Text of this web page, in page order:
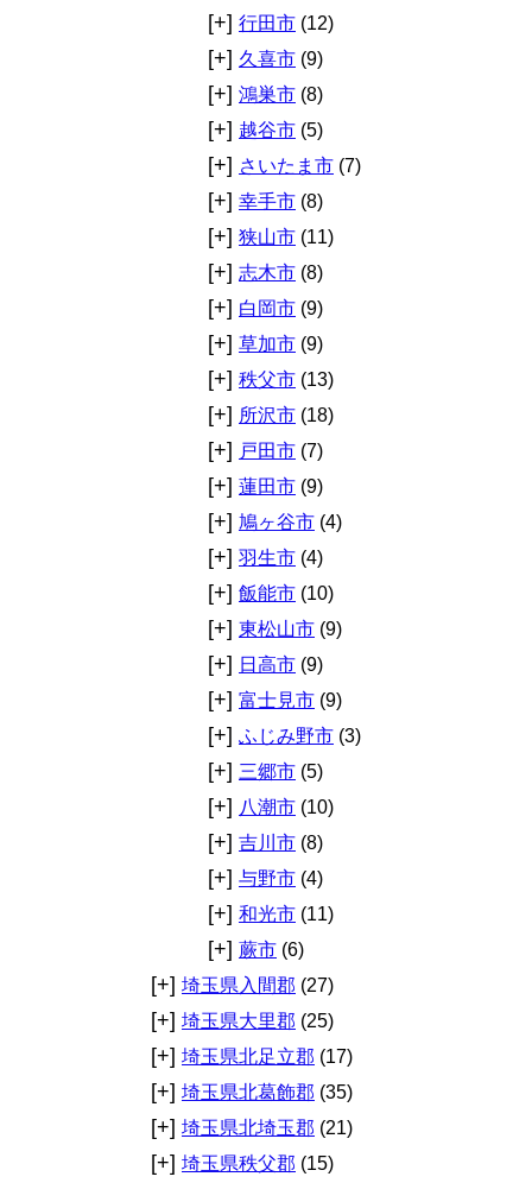
[+] 行田市 (12)
[+] 久喜市 (9)
[+] 鴻巣市 (8)
[+] 越谷市 (5)
[+] さいたま市 (7)
[+] 幸手市 (8)
[+] 狭山市 (11)
[+] 志木市 (8)
[+] 白岡市 (9)
[+] 草加市 (9)
[+] 秩父市 (13)
[+] 所沢市 (18)
[+] 戸田市 (7)
[+] 蓮田市 (9)
[+] 鳩ヶ谷市 (4)
[+] 羽生市 (4)
[+] 飯能市 (10)
[+] 東松山市 (9)
[+] 日高市 (9)
[+] 富士見市 (9)
[+] ふじみ野市 (3)
[+] 三郷市 (5)
[+] 八潮市 (10)
[+] 吉川市 (8)
[+] 与野市 (4)
[+] 和光市 (11)
[+] 蕨市 (6)
[+] 埼玉県入間郡 (27)
[+] 埼玉県大里郡 (25)
[+] 埼玉県北足立郡 (17)
[+] 埼玉県北葛飾郡 (35)
[+] 埼玉県北埼玉郡 (21)
[+] 埼玉県秩父郡 (15)